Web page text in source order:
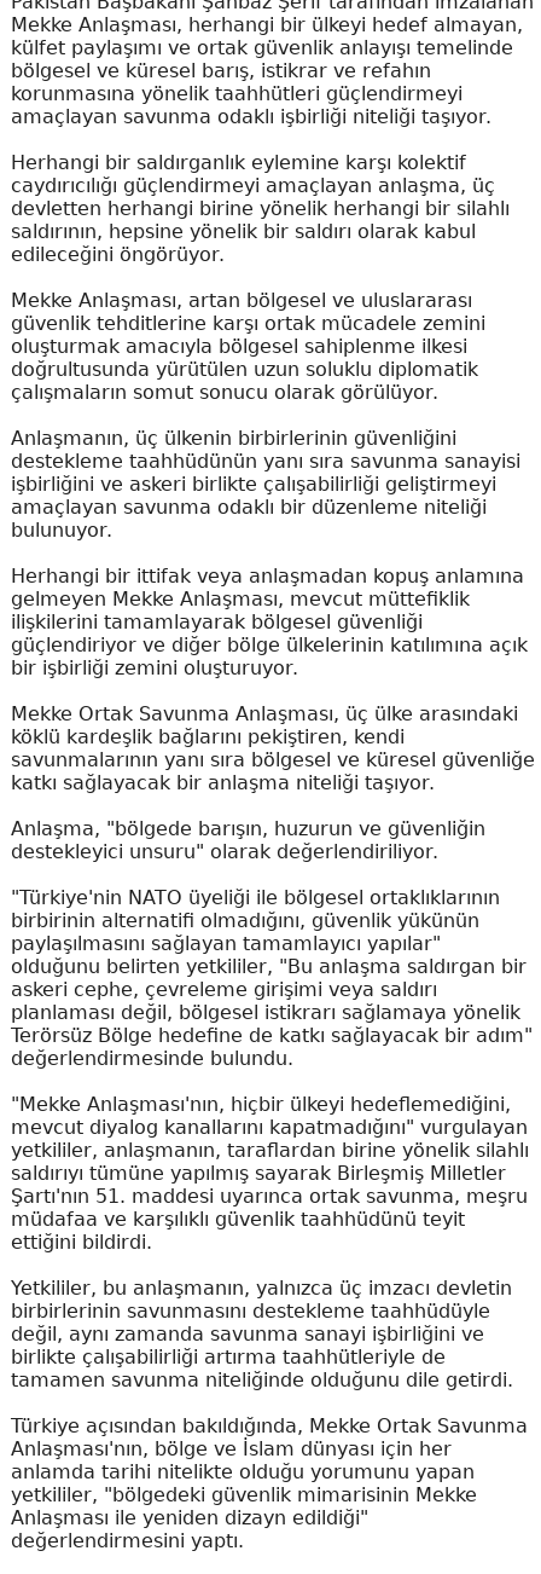
Mekke Anlaşması, herhangi bir ülkeyi hedef almayan,
külfet paylaşımı ve ortak güvenlik anlayışı temelinde
bölgesel ve küresel barış, istikrar ve refahın
korunmasına yönelik taahhütleri güçlendirmeyi
amaçlayan savunma odaklı işbirliği niteliği taşıyor.
Herhangi bir saldırganlık eylemine karşı kolektif
caydırıcılığı güçlendirmeyi amaçlayan anlaşma, üç
devletten herhangi birine yönelik herhangi bir silahlı
saldırının, hepsine yönelik bir saldırı olarak kabul
edileceğini öngörüyor.
Mekke Anlaşması, artan bölgesel ve uluslararası
güvenlik tehditlerine karşı ortak mücadele zemini
oluşturmak amacıyla bölgesel sahiplenme ilkesi
doğrultusunda yürütülen uzun soluklu diplomatik
çalışmaların somut sonucu olarak görülüyor.
Anlaşmanın, üç ülkenin birbirlerinin güvenliğini
destekleme taahhüdünün yanı sıra savunma sanayisi
işbirliğini ve askeri birlikte çalışabilirliği geliştirmeyi
amaçlayan savunma odaklı bir düzenleme niteliği
bulunuyor.
Herhangi bir ittifak veya anlaşmadan kopuş anlamına
gelmeyen Mekke Anlaşması, mevcut müttefiklik
ilişkilerini tamamlayarak bölgesel güvenliği
güçlendiriyor ve diğer bölge ülkelerinin katılımına açık
bir işbirliği zemini oluşturuyor.
Mekke Ortak Savunma Anlaşması, üç ülke arasındaki
köklü kardeşlik bağlarını pekiştiren, kendi
savunmalarının yanı sıra bölgesel ve küresel güvenliğe
katkı sağlayacak bir anlaşma niteliği taşıyor.
Anlaşma, "bölgede barışın, huzurun ve güvenliğin
destekleyici unsuru" olarak değerlendiriliyor.
"Türkiye'nin NATO üyeliği ile bölgesel ortaklıklarının
birbirinin alternatifi olmadığını, güvenlik yükünün
paylaşılmasını sağlayan tamamlayıcı yapılar"
olduğunu belirten yetkililer, "Bu anlaşma saldırgan bir
askeri cephe, çevreleme girişimi veya saldırı
planlaması değil, bölgesel istikrarı sağlamaya yönelik
Terörsüz Bölge hedefine de katkı sağlayacak bir adım"
değerlendirmesinde bulundu.
"Mekke Anlaşması'nın, hiçbir ülkeyi hedeflemediğini,
mevcut diyalog kanallarını kapatmadığını" vurgulayan
yetkililer, anlaşmanın, taraflardan birine yönelik silahlı
saldırıyı tümüne yapılmış sayarak Birleşmiş Milletler
Şartı'nın 51. maddesi uyarınca ortak savunma, meşru
müdafaa ve karşılıklı güvenlik taahhüdünü teyit
ettiğini bildirdi.
Yetkililer, bu anlaşmanın, yalnızca üç imzacı devletin
birbirlerinin savunmasını destekleme taahhüdüyle
değil, aynı zamanda savunma sanayi işbirliğini ve
birlikte çalışabilirliği artırma taahhütleriyle de
tamamen savunma niteliğinde olduğunu dile getirdi.
Türkiye açısından bakıldığında, Mekke Ortak Savunma
Anlaşması'nın, bölge ve İslam dünyası için her
anlamda tarihi nitelikte olduğu yorumunu yapan
yetkililer, "bölgedeki güvenlik mimarisinin Mekke
Anlaşması ile yeniden dizayn edildiği"
değerlendirmesini yaptı.